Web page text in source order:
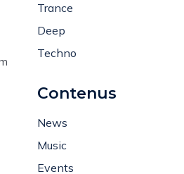
Trance
Deep
Techno
Contenus
News
Music
Events